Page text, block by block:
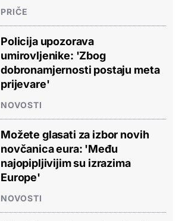
PRIČE
Policija upozorava
umirovljenike: 'Zbog
dobronamjernosti postaju meta
prijevare'
NOVOSTI
Možete glasati za izbor novih
novčanica eura: 'Među
najopipljivijim su izrazima
Europe'
NOVOSTI